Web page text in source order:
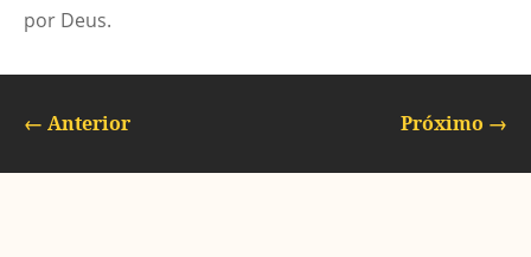
por Deus.
← Anterior Próximo →